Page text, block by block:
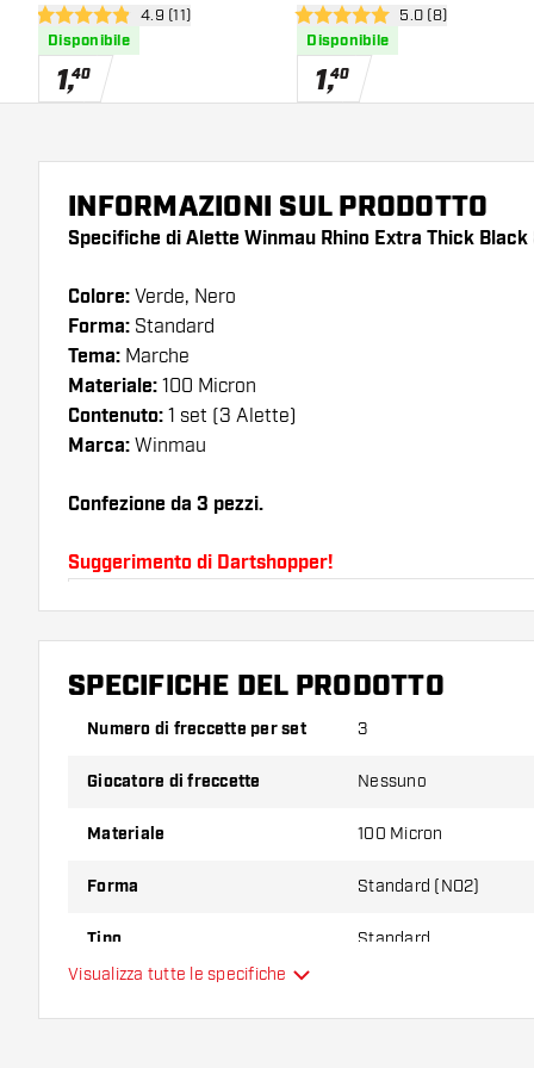
apri pannello recensioni
4.9 stelle di valutazione
4.9 (11)
Disponibile
1,40
apri pannello
5 stelle di valutazione
5.0 (8)
Disponibile
1,40
INFORMAZIONI SUL PRODOTTO
Specifiche di Alette Winmau Rhino Extra Thick Black
Colore: Verde, Nero
Forma: Standard
Tema: Marche
Materiale: 100 Micron
Contenuto: 1 set (3 Alette)
Marca: Winmau
Confezione da 3 pezzi.
Suggerimento di Dartshopper!
Assicuratevi di avere a portata di mano un gran
astine. Questi possono danneggiarsi o rompersi
scoprire quale variante vi si addice di più!
SPECIFICHE DEL PRODOTTO
Numero di freccette per set 3
Giocatore di freccette Nessuno
Materiale 100 Micron
Forma Standard (NO2)
Tipo Standard
Visualizza tutte le specifiche